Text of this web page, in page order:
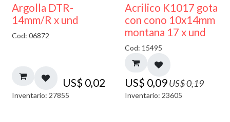
Argolla DTR-
14mm/R x und
Cod: 06872
US$ 0,02
Inventario: 27855
50% DESCUENTO
Acrilico K1017 gota
con cono 10x14mm
montana 17 x und
Cod: 15495
US$ 0,09US$0,19
Inventario: 23605